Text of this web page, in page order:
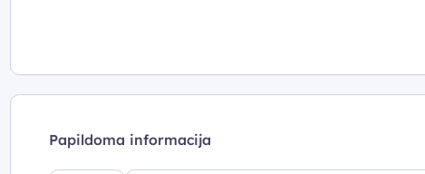
Papildoma informacija